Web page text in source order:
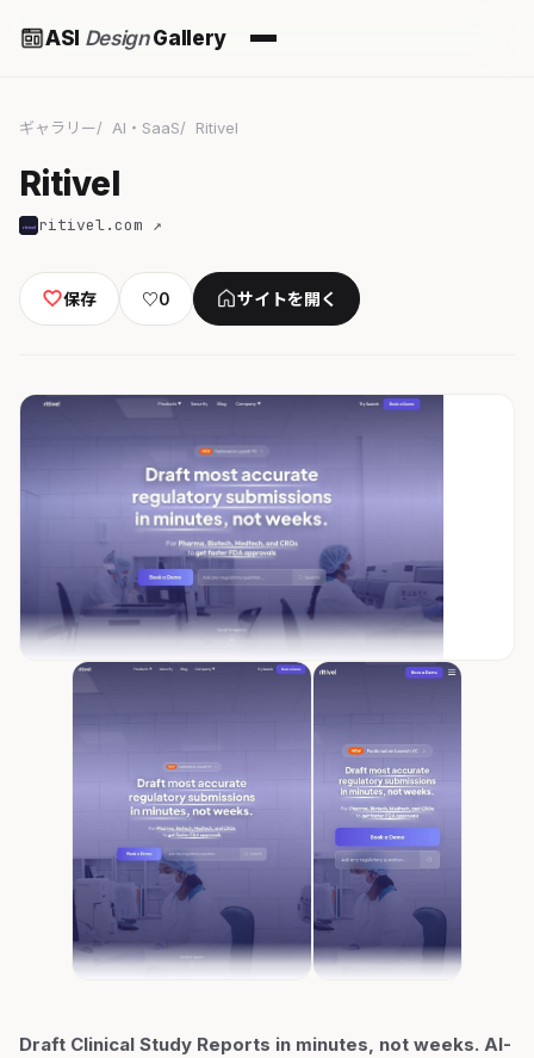
ASI DesignGallery
ギャラリー AI・SaaS Ritivel
Ritivel
ritivel.com ↗
保存 ♡0 サイトを開く
Draft Clinical Study Reports in minutes, not weeks. AI-